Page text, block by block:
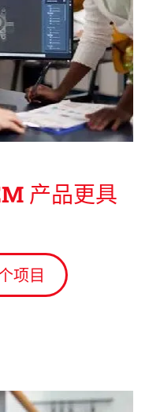
产品更具
项目